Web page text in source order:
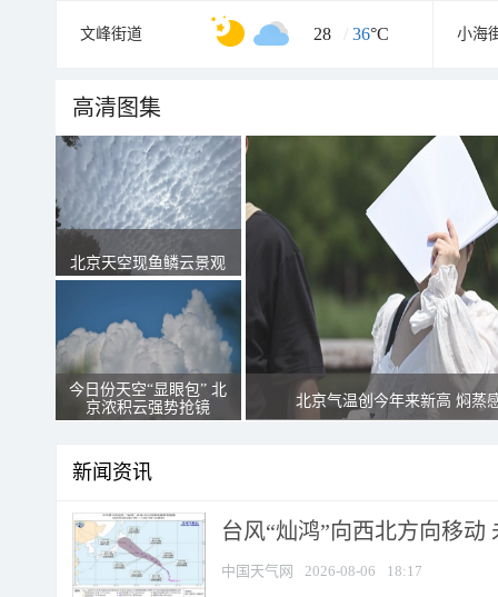
文峰街道 28 / 36°C 小海
高清图集
北京天空现鱼鳞云景观
今日份天空“显眼包” 北
京浓积云强势抢镜
北京气温创今年来新高 焖蒸
新闻资讯
台风“灿鸿”向西北方向移动
中国天气网 2026-08-06 18:17